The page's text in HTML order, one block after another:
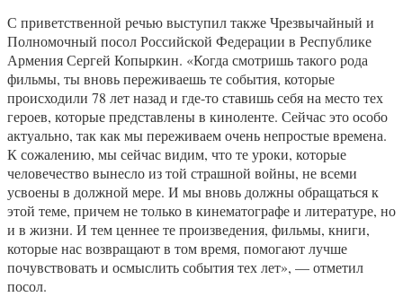
С приветственной речью выступил также Чрезвычайный и
Полномочный посол Российской Федерации в Республике
Армения Сергей Копыркин. «Когда смотришь такого рода
фильмы, ты вновь переживаешь те события, которые
происходили 78 лет назад и где-то ставишь себя на место тех
героев, которые представлены в киноленте. Сейчас это особо
актуально, так как мы переживаем очень непростые времена.
К сожалению, мы сейчас видим, что те уроки, которые
человечество вынесло из той страшной войны, не всеми
усвоены в должной мере. И мы вновь должны обращаться к
этой теме, причем не только в кинематографе и литературе, но
и в жизни. И тем ценнее те произведения, фильмы, книги,
которые нас возвращают в том время, помогают лучше
почувствовать и осмыслить события тех лет», — отметил
посол.